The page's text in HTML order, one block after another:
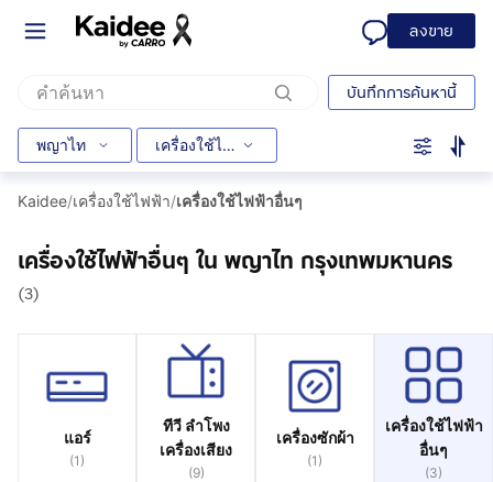
ลงขาย
บันทึกการค้นหานี้
พญาไท เครื่องใช้ไฟฟ้าอื่นๆ
Kaidee/เครื่องใช้ไฟฟ้า/เครื่องใช้ไฟฟ้าอื่นๆ
เครื่องใช้ไฟฟ้าอื่นๆ ใน พญาไท กรุงเทพมหานคร
(3)
แอร์
(1 )
ทีวี ลำโพง
เครื่องเสียง
(9)
เครื่องซักผ้า
(1 )
เครื่องใช้ไฟฟ้า
อื่นๆ
(3)